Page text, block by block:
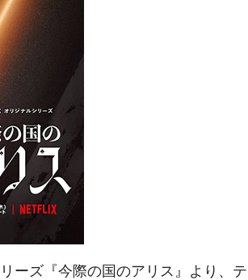
ーズ『今際の国のアリス』より、テ